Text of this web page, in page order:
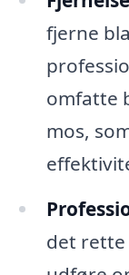
fjerne
omfatte
mos,
det